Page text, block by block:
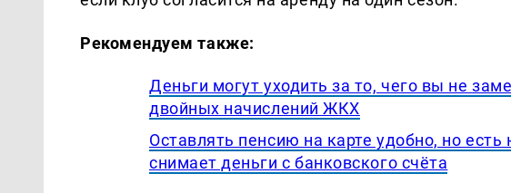
Рекомендуем также:
Деньги могут уходить за то, чего вы не
двойных начислений ЖКХ
Оставлять пенсию на карте удобно, но
снимает деньги с банковского счёта